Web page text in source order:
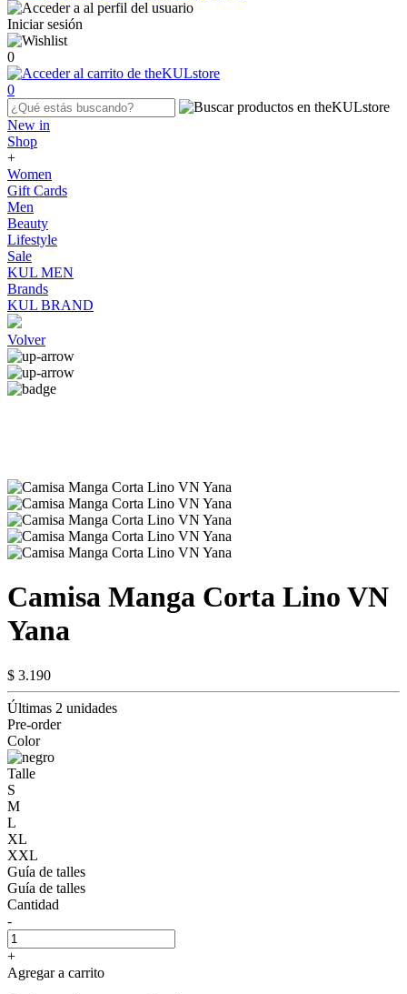
Iniciar sesión
0
0
New in
Shop
+
Women
Gift Cards
Men
Beauty
Lifestyle
Sale
KUL MEN
Brands
KUL BRAND
Volver
Camisa Manga Corta Lino VN
Yana
$ 3.190
Últimas 2 unidades
Pre-order
Color
Talle
S
M
L
XL
XXL
Guía de talles
Guía de talles
Cantidad
-
+
Agregar a carrito